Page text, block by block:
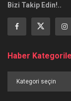
Bizi Takip Edin!..
Haber
Kategorileri